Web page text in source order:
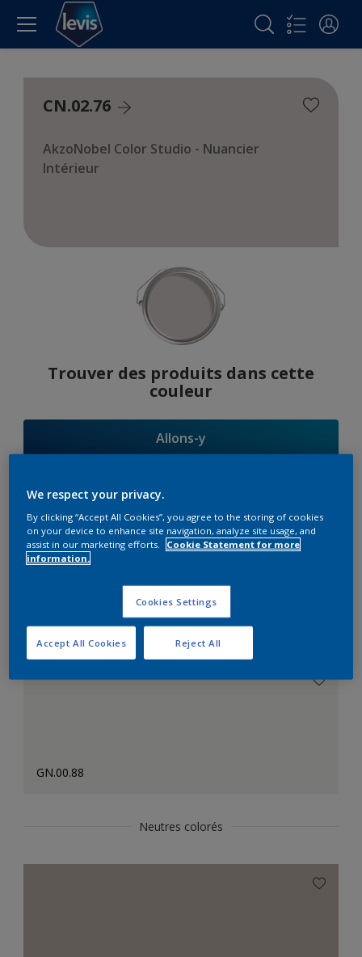
CN.02.76
AkzoNobel Color Studio - Nuancier
Intérieur
Trouver des produits dans cette
couleur
Allons-y
Suggestions
d'Harmonies
Le Blanc Parfait
GN.00.88
Neutres colorés
We respect your privacy.
By clicking “Accept All Cookies”, you agree to the storing of cookies
on your device to enhance site navigation, analyze site usage, and
assist in our marketing efforts.
Cookie Statement for more
information.
Cookies Settings
Reject All
Accept All Cookies